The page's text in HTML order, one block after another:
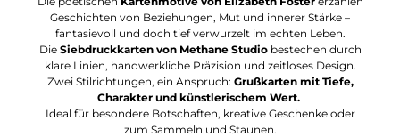
Geschichten von Beziehungen, Mut und innerer Stärke –
fantasievoll und doch tief verwurzelt im echten Leben.
Die Siebdruckkarten von Methane Studiobestechen durch
klare Linien, handwerkliche Präzision und zeitloses Design.
Zwei Stilrichtungen, ein Anspruch: Grußkarten mit Tiefe,
Charakter und künstlerischem Wert.
Ideal für besondere Botschaften, kreative Geschenke oder
zum Sammeln und Staunen.